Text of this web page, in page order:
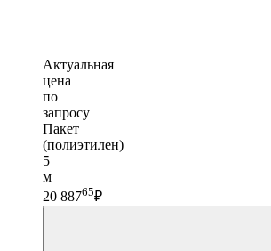
Актуальная
цена
по
запросу
Пакет
(полиэтилен)
5
м
20 88765₽